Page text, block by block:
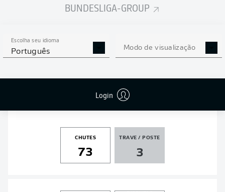
BUNDESLIGA-GROUP
Escolha seu idioma
Português Modo de visualização
Login
ESTATÍSTICAS DA
TEMPORADA 2022/2023
GOLS ASSISTÊNCIAS PÊNALTIS
CHUTES
73
TRAVE / POSTE
3